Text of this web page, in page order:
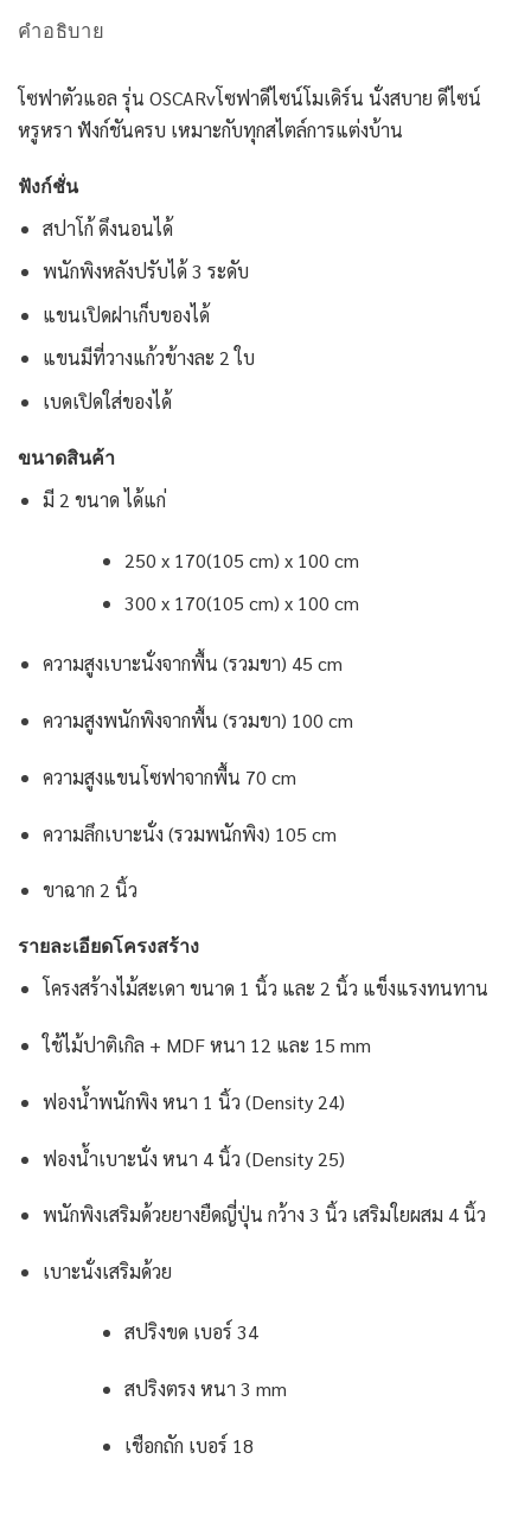
คำอธิบาย
โซฟาตัวแอล รุ่น OSCARvโซฟาดีไซน์โมเดิร์น นั่งสบาย ดีไซน์
หรูหรา ฟังก์ชันครบ เหมาะกับทุกสไตล์การแต่งบ้าน
ฟังก์ชั่น
สปาโก้ ดึงนอนได้
พนักพิงหลังปรับได้ 3 ระดับ
แขนเปิดฝาเก็บของได้
แขนมีที่วางแก้วข้างละ 2 ใบ
เบดเปิดใส่ของได้
ขนาดสินค้า
มี 2 ขนาด ได้แก่
250 x 170(105 cm) x 100 cm
300 x 170(105 cm) x 100 cm
ความสูงเบาะนั่งจากพื้น (รวมขา) 45 cm
ความสูงพนักพิงจากพื้น (รวมขา) 100 cm
ความสูงแขนโซฟาจากพื้น 70 cm
ความลึกเบาะนั่ง (รวมพนักพิง) 105 cm
ขาฉาก 2 นิ้ว
รายละเอียดโครงสร้าง
โครงสร้างไม้สะเดา ขนาด 1 นิ้ว และ 2 นิ้ว แข็งแรงทนทาน
ใช้ไม้ปาติเกิล + MDF หนา 12 และ 15 mm
ฟองน้ำพนักพิง หนา 1 นิ้ว (Density 24)
ฟองน้ำเบาะนั่ง หนา 4 นิ้ว (Density 25)
พนักพิงเสริมด้วยยางยืดญี่ปุ่น กว้าง 3 นิ้ว เสริมใยผสม 4 นิ้ว
เบาะนั่งเสริมด้วย
สปริงขด เบอร์ 34
สปริงตรง หนา 3 mm
เชือกถัก เบอร์ 18